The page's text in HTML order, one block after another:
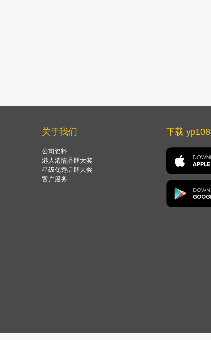
关于我们
公司资料
港人港情品牌大奖
星级优秀品牌大奖
客户服务
下载